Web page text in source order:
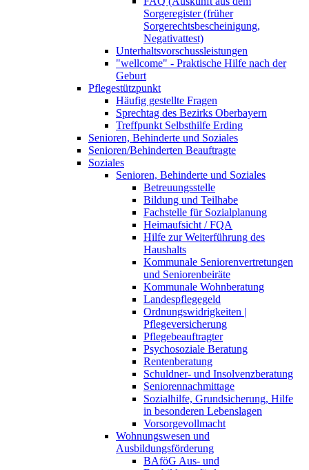
Sorgeregister (früher
Sorgerechtsbescheinigung,
Negativattest)
Unterhaltsvorschussleistungen
"wellcome" - Praktische Hilfe nach der
Geburt
Pflegestützpunkt
Häufig gestellte Fragen
Sprechtag des Bezirks Oberbayern
Treffpunkt Selbsthilfe Erding
Senioren, Behinderte und Soziales
Senioren/Behinderten Beauftragte
Soziales
Senioren, Behinderte und Soziales
Betreuungsstelle
Bildung und Teilhabe
Fachstelle für Sozialplanung
Heimaufsicht / FQA
Hilfe zur Weiterführung des
Haushalts
Kommunale Seniorenvertretungen
und Seniorenbeiräte
Kommunale Wohnberatung
Landespflegegeld
Ordnungswidrigkeiten |
Pflegeversicherung
Pflegebeauftragter
Psychosoziale Beratung
Rentenberatung
Schuldner- und Insolvenzberatung
Seniorennachmittage
Sozialhilfe, Grundsicherung, Hilfe
in besonderen Lebenslagen
Vorsorgevollmacht
Wohnungswesen und
Ausbildungsförderung
BAföG Aus- und